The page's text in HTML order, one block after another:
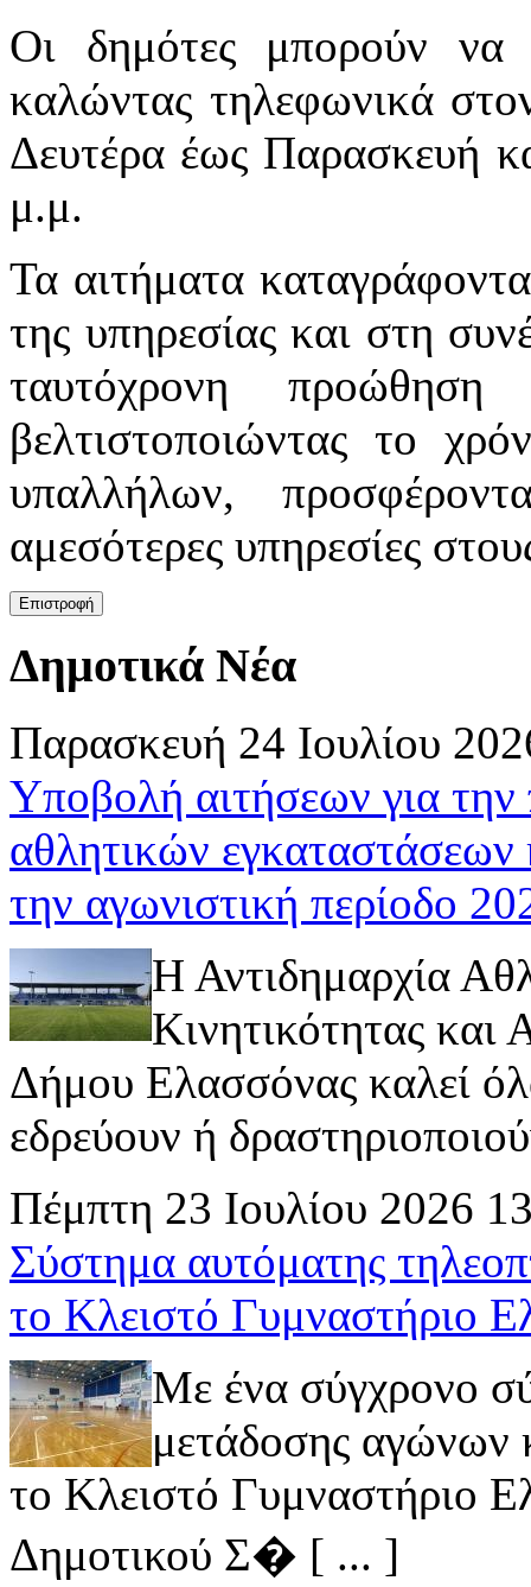
Οι δημότες μπορούν να
καλώντας τηλεφωνικά
Δευτέρα έως Παρασκευή
μ.μ.
Τα αιτήματα
της υπηρεσίας και στη
ταυτόχρονη
βελτιστοποιώντας το
υπαλλήλων,
αμεσότερες υπηρεσίες
Δημοτικά Νέα
Παρασκευή 24 Ιουλίου
Υποβολή αιτήσεων για
αθλητικών
την αγωνιστική περίοδο
Η Αντιδημαρχία
Κινητικότητας
Δήμου Ελασσόνας καλεί
εδρεύουν ή
Πέμπτη 23 Ιουλίου 2026
Σύστημα αυτόματης
το Κλειστό Γυμναστήριο
Με ένα σύγχρονο
μετάδοσης αγώνων
το Κλειστό Γυμναστήριο
Δημοτικού Σ� [ ... ]